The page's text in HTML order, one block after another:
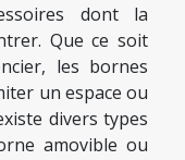
dont la
Que ce soit
les bornes
un espace ou
divers types
amovible ou